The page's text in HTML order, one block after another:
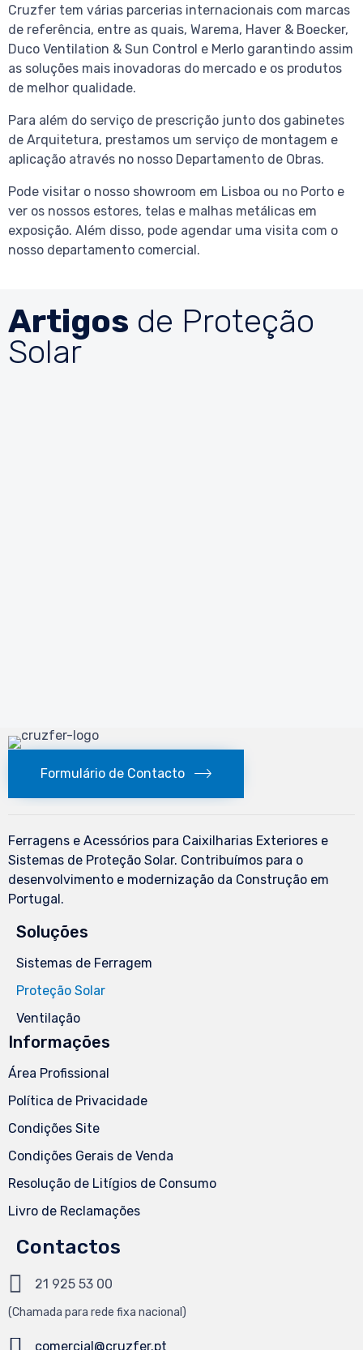
Cruzfer tem várias parcerias internacionais com marcas
de referência, entre as quais, Warema, Haver & Boecker,
Duco Ventilation & Sun Control e Merlo garantindo assim
as soluções mais inovadoras do mercado e os produtos
de melhor qualidade.
Para além do serviço de prescrição junto dos gabinetes
de Arquitetura, prestamos um serviço de montagem e
aplicação através no nosso Departamento de Obras.
Pode visitar o nosso showroom em Lisboa ou no Porto e
ver os nossos estores, telas e malhas metálicas em
exposição. Além disso, pode agendar uma visita com o
nosso departamento comercial.
Artigos de Proteção
Solar
Formulário de Contacto
Ferragens e Acessórios para Caixilharias Exteriores e
Sistemas de Proteção Solar. Contribuímos para o
desenvolvimento e modernização da Construção em
Portugal.
Soluções
Sistemas de Ferragem
Proteção Solar
Ventilação
Informações
Área Profissional
Política de Privacidade
Condições Site
Condições Gerais de Venda
Resolução de Litígios de Consumo
Livro de Reclamações
Contactos
21 925 53 00
(Chamada para rede fixa nacional)
comercial@cruzfer.pt